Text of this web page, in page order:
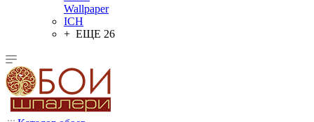
Wallpaper
ICH
+ ЕЩЕ 26